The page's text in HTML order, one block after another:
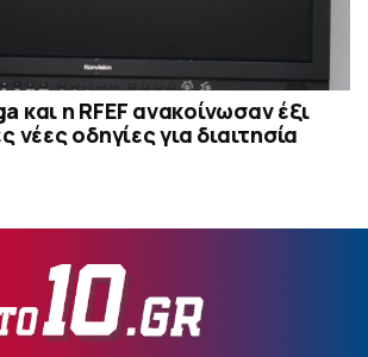
και η RFEF ανακοίνωσαν έξι
νέες οδηγίες για διαιτησία